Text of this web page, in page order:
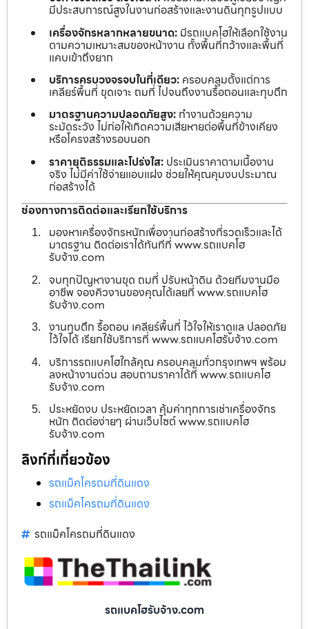
มีประสบการณ์สูงในงานก่อสร้างและงานดินทุกรูปแบบ
เครื่องจักรหลากหลายขนาด: มีรถแบคโฮให้เลือกใช้งาน
ตามความเหมาะสมของหน้างาน ทั้งพื้นที่กว้างและพื้นที่
แคบเข้าถึงยาก
บริการครบวงจรจบในที่เดียว: ครอบคลุมตั้งแต่การ
เคลียร์พื้นที่ ขุดเจาะ ถมที่ ไปจนถึงงานรื้อถอนและทุบตึก
มาตรฐานความปลอดภัยสูง: ทำงานด้วยความ
ระมัดระวัง ไม่ก่อให้เกิดความเสียหายต่อพื้นที่ข้างเคียง
หรือโครงสร้างรอบนอก
ราคายุติธรรมและโปร่งใส: ประเมินราคาตามเนื้องาน
จริง ไม่มีค่าใช้จ่ายแอบแฝง ช่วยให้คุณคุมงบประมาณ
ก่อสร้างได้
ช่องทางการติดต่อและเรียกใช้บริการ
มองหาเครื่องจักรหนักเพื่องานก่อสร้างที่รวดเร็วและได้
มาตรฐาน ติดต่อเราได้ทันทีที่ www.รถแบคโฮ
รับจ้าง.com
จบทุกปัญหางานขุด ถมที่ ปรับหน้าดิน ด้วยทีมงานมือ
อาชีพ จองคิวงานของคุณได้เลยที่ www.รถแบคโฮ
รับจ้าง.com
งานทุบตึก รื้อถอน เคลียร์พื้นที่ ไว้ใจให้เราดูแล ปลอดภัย
ไว้ใจได้ เรียกใช้บริการที่ www.รถแบคโฮรับจ้าง.com
บริการรถแบคโฮใกล้คุณ ครอบคลุมทั่วกรุงเทพฯ พร้อม
ลงหน้างานด่วน สอบถามราคาได้ที่ www.รถแบคโฮ
รับจ้าง.com
ประหยัดงบ ประหยัดเวลา คุ้มค่าทุกการเช่าเครื่องจักร
หนัก ติดต่อง่ายๆ ผ่านเว็บไซต์ www.รถแบคโฮ
รับจ้าง.com
ลิงก์ที่เกี่ยวข้อง
รถแม็คโครถมที่ดินแดง
รถแม็คโครถมที่ดินแดง
รถแม็คโครถมที่ดินแดง
รถแบคโฮรับจ้าง.com